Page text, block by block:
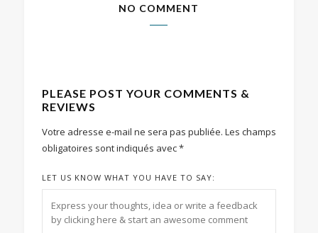
NO COMMENT
PLEASE POST YOUR COMMENTS &
REVIEWS
Votre adresse e-mail ne sera pas publiée. Les champs
obligatoires sont indiqués avec*
LET US KNOW WHAT YOU HAVE TO SAY: